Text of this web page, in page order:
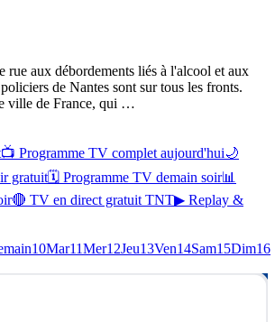
rue aux débordements liés à l'alcool et aux
de Nantes sont sur tous les fronts.
ville de France, qui …
📺 Programme TV complet aujourd'hui🌙
gratuit🗓 Programme TV demain soir📊
🔴 TV en direct gratuit TNT▶ Replay &
10Mar11Mer12Jeu13Ven14Sam15Dim16